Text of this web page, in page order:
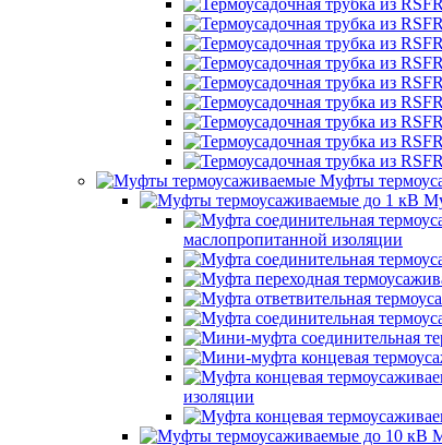
Муфты
маслопропитанной изоляции
изоляции